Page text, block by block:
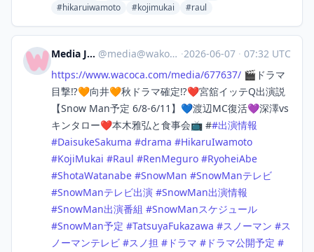
#hikaruiwamoto
#kojimukai #raul
Media Japan @media@wakoka.com ·2026-06-07 · 07:32 UTC
https://www.wacoca.com/media/677637/ 🎬ドラマ
目撃⁉️🧡向井🧡秋ドラマ確定⁉️❤️宮舘イッテQ出演説
【Snow Man予定 6/8-6/11】💙渡辺MC復活💜深澤vs
キンタロー❤️本木雅弘と食事会📺 ##出演情報
#DaisukeSakuma #drama #HikaruIwamoto
#KojiMukai #Raul #RenMeguro #RyoheiAbe
#ShotaWatanabe #SnowMan #SnowManテレビ
#SnowManテレビ出演 #SnowMan出演情報
#SnowMan出演番組 #SnowManスケジュール
#SnowMan予定 #TatsuyaFukazawa #スノーマン #ス
ノーマンテレビ #スノ担 # ドラマ # ドラマ公開予定 #